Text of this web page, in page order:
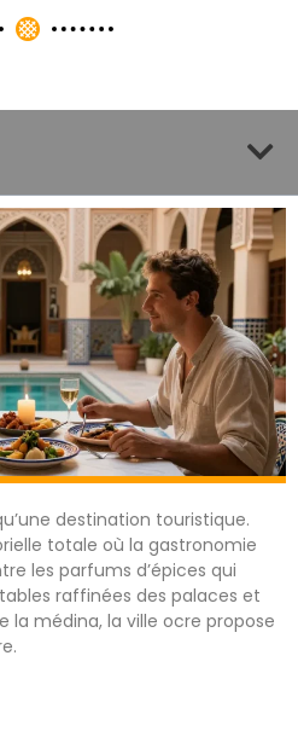
destination touristique.
totale où la gastronomie
les parfums d’épices qui
raffinées des palaces et
médina, la ville ocre propose